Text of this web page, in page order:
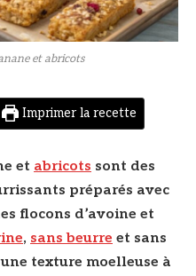
et abricots
Imprimer la recette
et abricots sont des
préparés avec
flocons d’avoine et
, sans beurre et sans
texture moelleuse à